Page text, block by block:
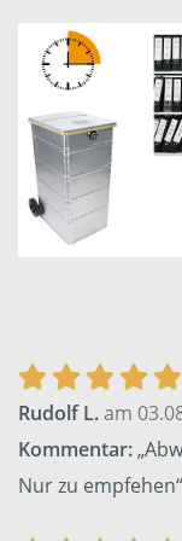
Rudolf L.am
Kommentar:
Nur zu empfehen“